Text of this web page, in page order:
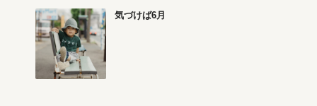
気づけば6月